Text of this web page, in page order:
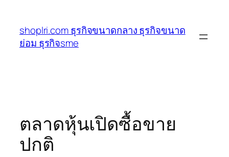
เนื้อหา
shoplri.com ธุรกิจขนาดกลาง ธุรกิจขนาด
ย่อม ธุรกิจsme
ตลาดหุ้นเปิดซื้อขาย
ปกติ